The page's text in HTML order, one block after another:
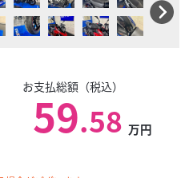
お支払総額（税込）
59.58 万円